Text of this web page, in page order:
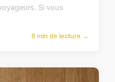
Si vous
8 min de lecture →